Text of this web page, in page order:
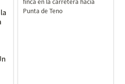
/
Punta de Teno